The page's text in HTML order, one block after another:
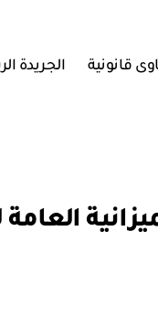
قانونية الجريدة
دليل تصنيف الميزانية